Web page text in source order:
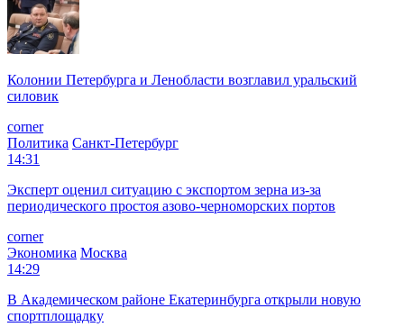
Колонии Петербурга и Ленобласти возглавил уральский
силовик
corner
Политика Санкт-Петербург
14:31
Эксперт оценил ситуацию с экспортом зерна из-за
периодического простоя азово-черноморских портов
corner
Экономика Москва
14:29
В Академическом районе Екатеринбурга открыли новую
спортплощадку